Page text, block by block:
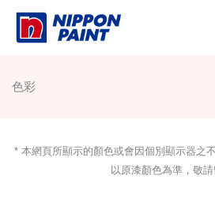
Skip
色彩
* 本網頁所顯示的顏色或會因個別顯示器之
以原漆顏色為準，敬請